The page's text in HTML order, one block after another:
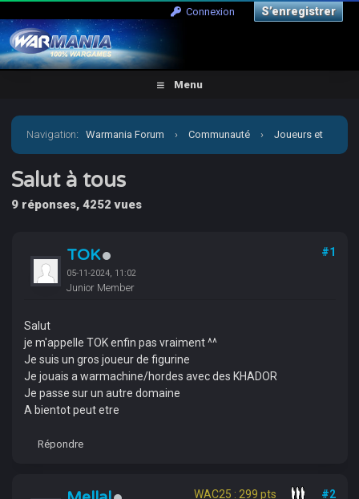
Connexion S’enregistrer
Menu
Navigation:Warmania Forum › Communauté › Joueurs et
clubs : présentation
Salut à tous
9 réponses, 4252 vues
TOK
05-11-2024, 11:02
Junior Member
#1
Salut
je m'appelle TOK enfin pas vraiment ^^
Je suis un gros joueur de figurine
Je jouais a warmachine/hordes avec des KHADOR
Je passe sur un autre domaine
A bientot peut etre
Répondre
WAC25 : 299 pts #2